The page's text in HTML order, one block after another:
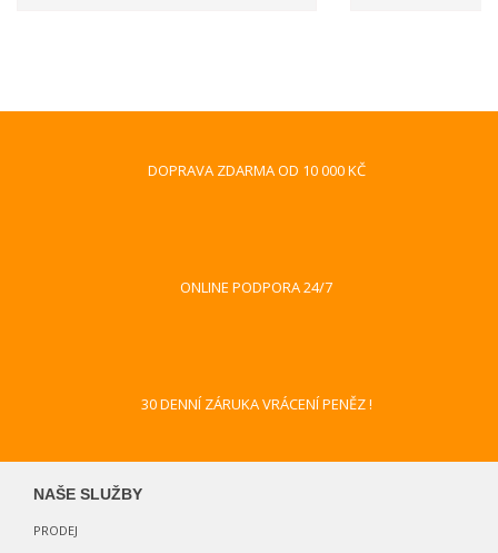
DOPRAVA ZDARMA OD 10 000 KČ
ONLINE PODPORA 24/7
30 DENNÍ ZÁRUKA VRÁCENÍ PENĚZ !
NAŠE SLUŽBY
PRODEJ